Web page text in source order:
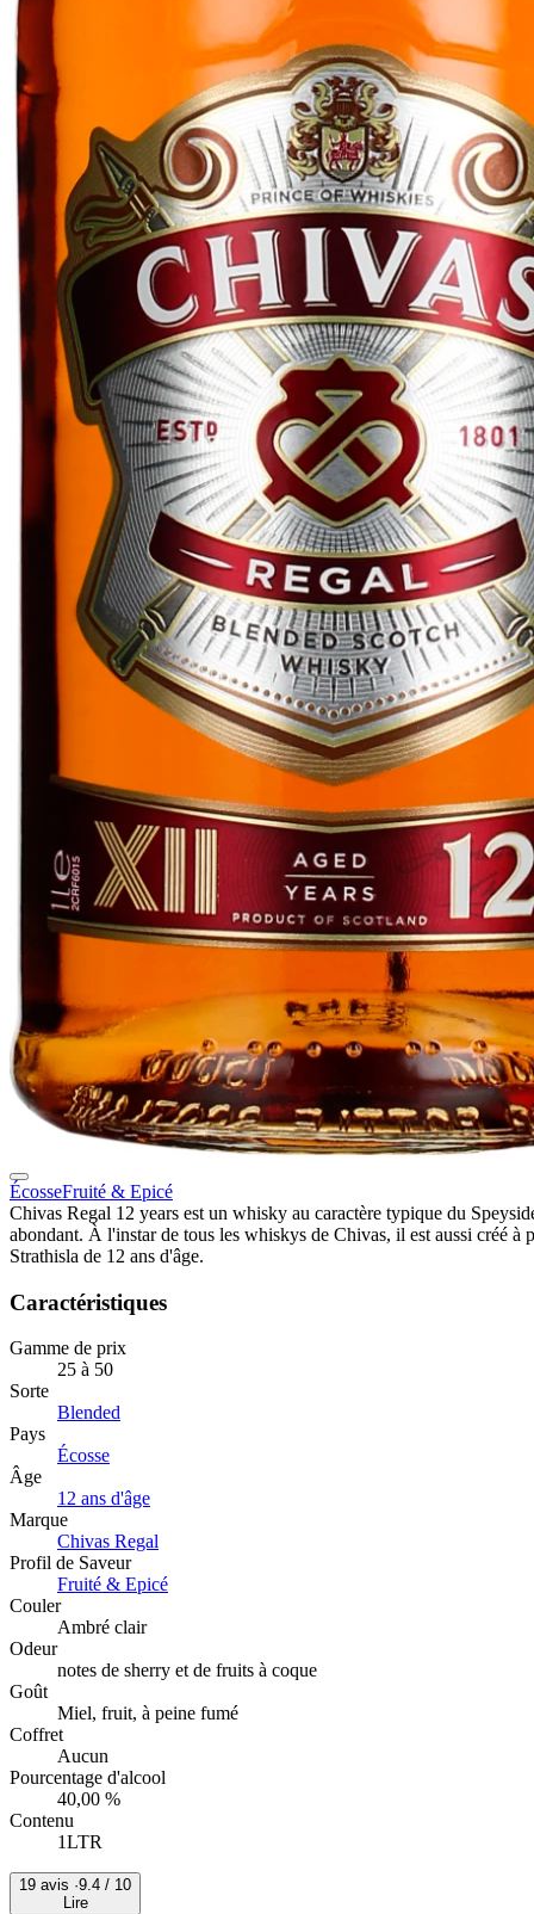
ÉcosseFruité & Epicé
Chivas Regal 12 years est un whisky au caractère typique du
abondant. À l'instar de tous les whiskys de Chivas, il est aussi créé à
Strathisla de 12 ans d'âge.
Caractéristiques
Gamme de prix
25 à 50
Sorte
Blended
Pays
Écosse
Âge
12 ans d'âge
Marque
Chivas Regal
Profil de Saveur
Fruité & Epicé
Couler
Ambré clair
Odeur
notes de sherry et de fruits à coque
Goût
Miel, fruit, à peine fumé
Coffret
Aucun
Pourcentage d'alcool
40,00 %
Contenu
1LTR
19 avis ·9.4 / 10
Lire